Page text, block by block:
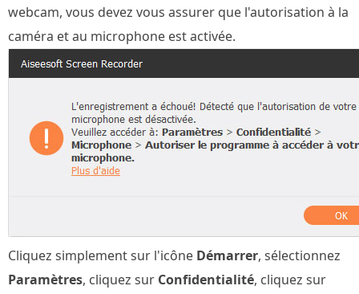
webcam, vous devez vous assurer que l'autorisation à la
caméra et au microphone est activée.
Cliquez simplement sur l'icône Démarrer, sélectionnez
Paramètres, cliquez sur Confidentialité, cliquez sur